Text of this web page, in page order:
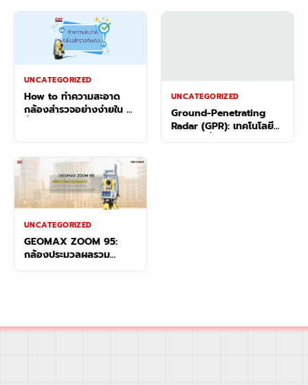
UNCATEGORIZED
How to ทำความสะอาด
กล้องสำรวจอย่างง่ายใน 5
UNCATEGORIZED
Ground-Penetrating
Radar (GPR): เทคโนโลยี
สำรวจใต้พื้นผิว ประยุกต์
UNCATEGORIZED
GEOMAX ZOOM 95:
กล้องประมวลผลรวม
Robotic Total Station